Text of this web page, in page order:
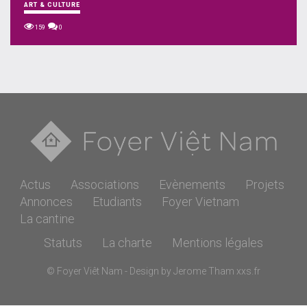
ART & CULTURE
159 0
Actus Associations Evènements
Projets
Annonces
Etudiants
Foyer Vietnam
La cantine
Statuts
La charte Mentions légales
© Foyer Viêt Nam - Design by Jerome Tham xxs.fr